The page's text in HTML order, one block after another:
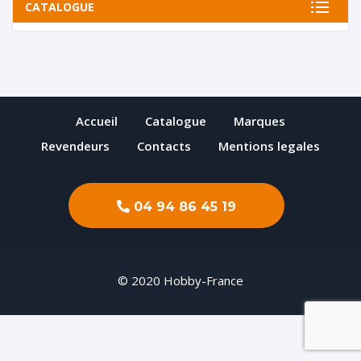
CATALOGUE
Accueil Catalogue
Marques
Revendeurs
Contacts Mentions legales
04 94 86 45 19
© 2020 Hobby-France